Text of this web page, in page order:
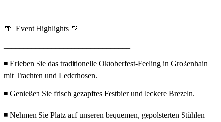
🍺 Event Highlights 🍺
◾ Erleben Sie das traditionelle Oktoberfest-Feeling in Großenhain
mit Trachten und Lederhosen.
◾ Genießen Sie frisch gezapftes Festbier und leckere Brezeln.
◾ Nehmen Sie Platz auf unseren bequemen, gepolsterten Stühlen